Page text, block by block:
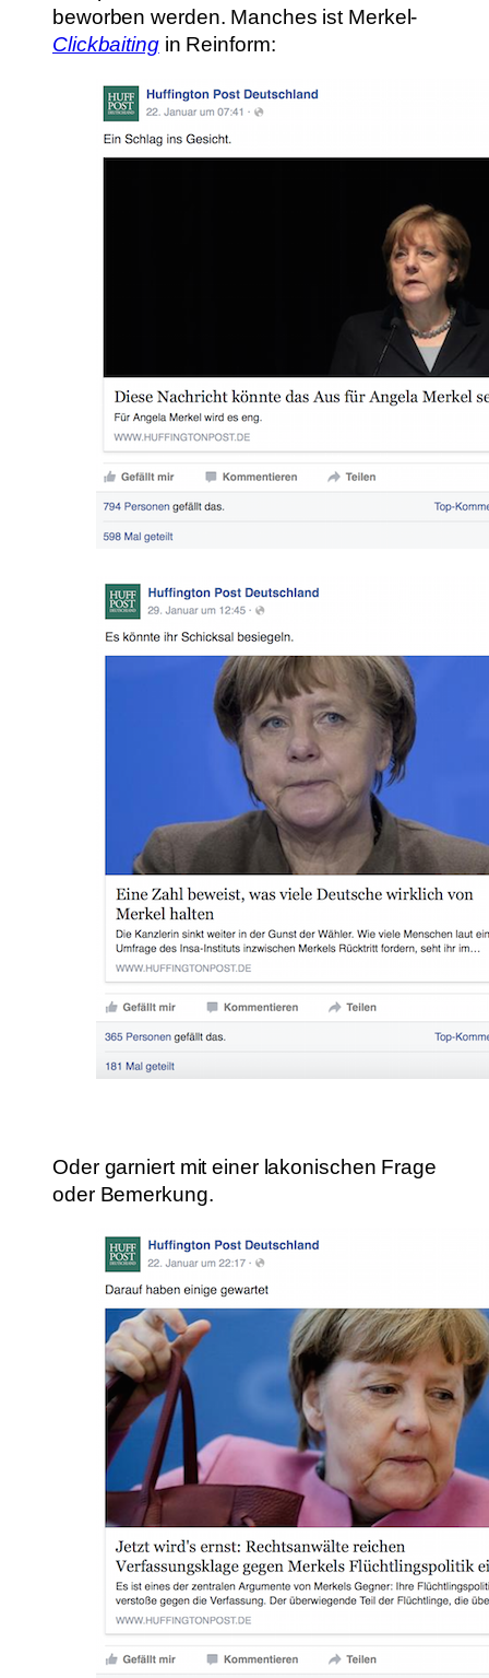
beworben werden. Manches ist Merkel-
Clickbaitingin Reinform:
Oder garniert mit einer lakonischen Frage
oder Bemerkung.